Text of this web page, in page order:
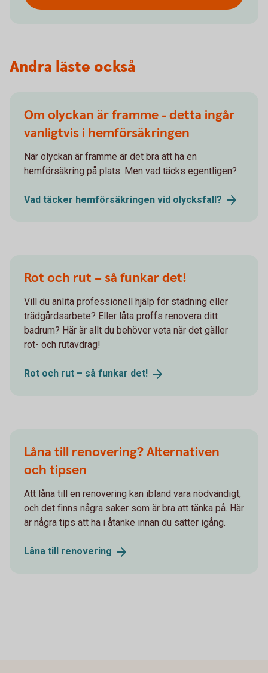
Andra läste också
Om olyckan är framme - detta ingår
vanligtvis i hemförsäkringen
När olyckan är framme är det bra att ha en
hemförsäkring på plats. Men vad täcks egentligen?
Vad täcker hemförsäkringen vid olycksfall?
Rot och rut – så funkar det!
Vill du anlita professionell hjälp för städning eller
trädgårdsarbete? Eller låta proffs renovera ditt
badrum? Här är allt du behöver veta när det gäller
rot- och rutavdrag!
Rot och rut – så funkar det!
Låna till renovering? Alternativen
och tipsen
Att låna till en renovering kan ibland vara nödvändigt,
och det finns några saker som är bra att tänka på. Här
är några tips att ha i åtanke innan du sätter igång.
Låna till renovering